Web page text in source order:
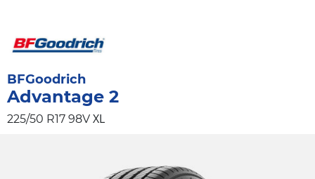
BFGoodrich
Advantage 2
225/50 R17 98V XL